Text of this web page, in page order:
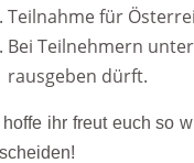
Teilnahme für
Bei Teilnehmern
rausgeben dürft.
hoffe ihr freut euch so